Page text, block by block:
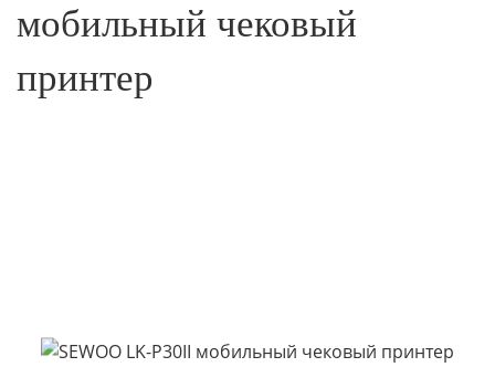
мобильный чековый
принтер